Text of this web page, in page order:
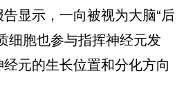
显示，一向被视为大脑“后
细胞也参与指挥神经元发
元的生长位置和分化方向